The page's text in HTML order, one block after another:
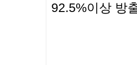
92.5%이상 방